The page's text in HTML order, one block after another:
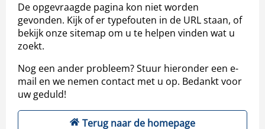
De opgevraagde pagina kon niet worden
gevonden. Kijk of er typefouten in de URL staan, of
bekijk onze sitemap om u te helpen vinden wat u
zoekt.
Nog een ander probleem? Stuur hieronder een e-
mail en we nemen contact met u op. Bedankt voor
uw geduld!
Terug naar de homepage